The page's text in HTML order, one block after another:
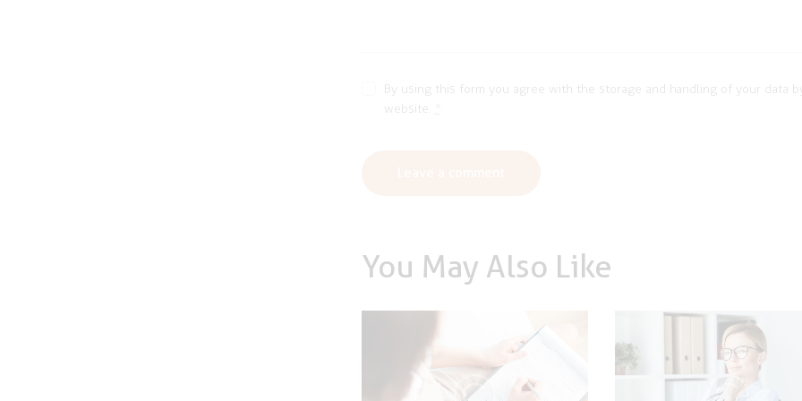
By using this form you agree with the storage and handling of your data
website.
*
You May Also Like